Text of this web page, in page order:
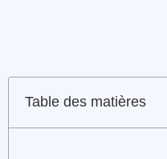
Table des matières